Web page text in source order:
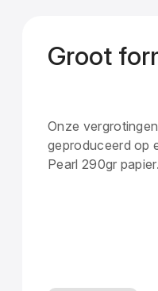
Groot
Onze
geproduceerd op
Pearl 290gr papier.